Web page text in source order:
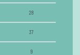
28
37
9